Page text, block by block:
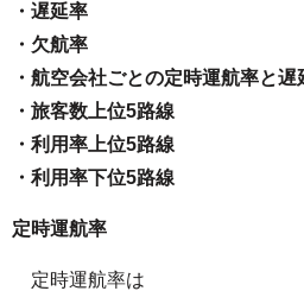
・遅延率
・欠航率
・航空会社ごとの定時運航率と
・旅客数上位5路線
・利用率上位5路線
・利用率下位5路線
定時運航率
定時運航率は